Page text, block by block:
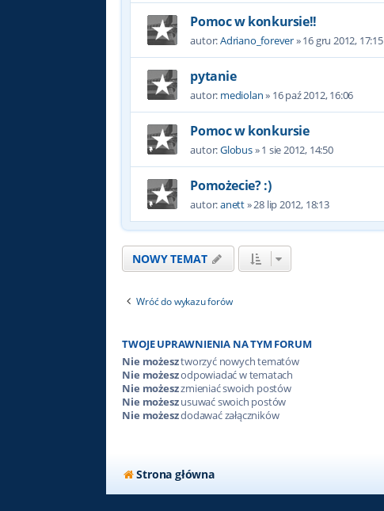
Pomoc w konkursie!!
autor:Adriano_forever»16 gru 2012, 17:15
pytanie
autor: mediolan» 16 paź 2012, 16:06
Pomoc w konkursie
autor:Globus»1 sie 2012, 14:50
Pomożecie? :)
autor:anett»28 lip 2012, 18:13
NOWY TEMAT
Wróć do wykazu forów
TWOJE UPRAWNIENIA NA TYM FORUM
Nie możesztworzyć nowych tematów
Nie możeszodpowiadać w tematach
Nie możeszzmieniać swoich postów
Nie możeszusuwać swoich postów
Nie możeszdodawać załączników
Strona główna